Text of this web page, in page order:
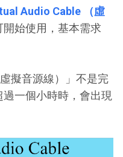
Audio Cable （虛
開始使用，基本需求
擬音源線）」不是完
一個小時時，會出現